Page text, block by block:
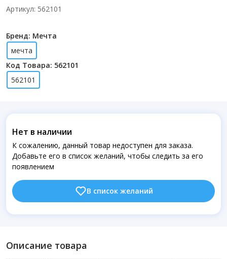
Артикул: 562101
Бренд: Мечта
мечта
Код Товара: 562101
562101
Нет в наличии
К сожалению, данный товар недоступен для заказа.
Добавьте его в список желаний, чтобы следить за его
появлением
В список желаний
Описание товара